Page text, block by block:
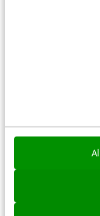
Op basis van
concluderen
politicus op
meeste